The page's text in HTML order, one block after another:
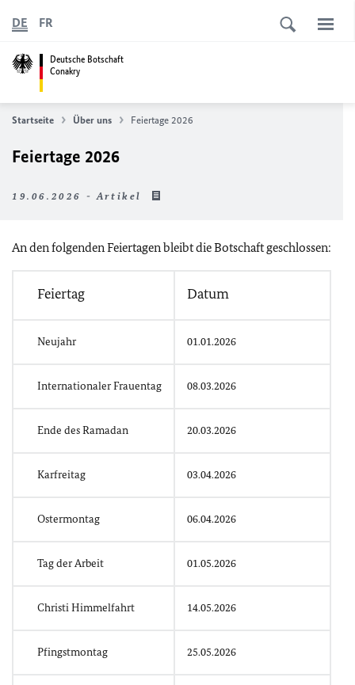
Deutsche Botschaft
Conakry
DE FR
Startseite Über uns Feiertage 2026
Feiertage 2026
19.06.2026 - Artikel
An den folgenden Feiertagen bleibt die Botschaft geschlossen:
Feiertag Datum
Neujahr 01.01.2026
Internationaler Frauentag 08.03.2026
Ende des Ramadan 20.03.2026
Karfreitag 03.04.2026
Ostermontag 06.04.2026
Tag der Arbeit 01.05.2026
Christi Himmelfahrt 14.05.2026
Pfingstmontag 25.05.2026